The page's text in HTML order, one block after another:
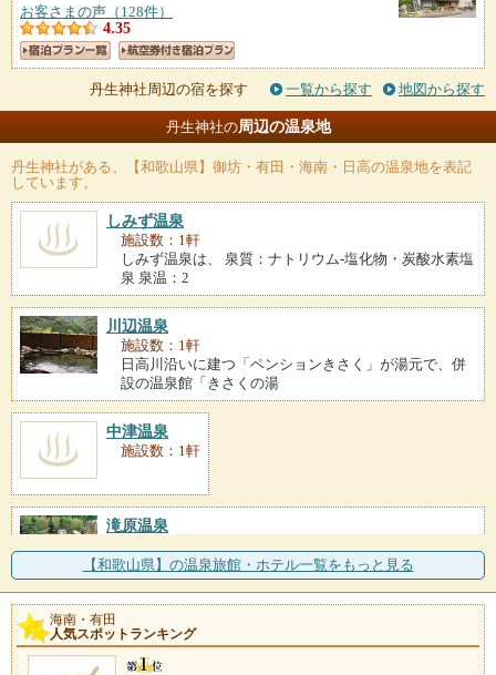
お客さまの声（128件）
4.35
丹生神社周辺の宿を探す 一覧から探す 地図から探す
丹生神社の周辺の温泉地
丹生神社がある、【和歌山県】御坊・有田・海南・日高の温泉地を表記
しています。
しみず温泉
施設数：1軒
しみず温泉は、 泉質：ナトリウム-塩化物・炭酸水素塩
泉 泉温：2
川辺温泉
施設数：1軒
日高川沿いに建つ「ペンションきさく」が湯元で、併
設の温泉館「きさくの湯
中津温泉
施設数：1軒
滝原温泉
四方をすべて山に囲まれた中紀の集落にある温泉。周
辺は水の美しさでも知ら
【和歌山県】の温泉旅館・ホテル一覧をもっと見る
海南・有田
人気スポットランキング